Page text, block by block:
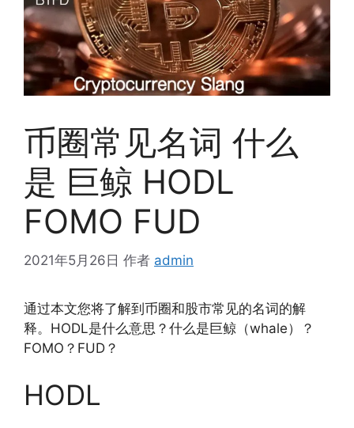
币圈常见名词 什么
是 巨鲸 HODL
FOMO FUD
2021年5月26日 作者 admin
通过本文您将了解到币圈和股市常见的名词的解
释。HODL是什么意思？什么是巨鲸（whale）？
FOMO？FUD？
HODL